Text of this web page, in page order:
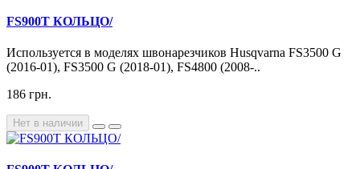
FS900T КОЛЬЦО/
Используется в моделях швонарезчиков Husqvarna FS3500 G
(2016-01), FS3500 G (2018-01), FS4800 (2008-..
186 грн.
Нет в наличии